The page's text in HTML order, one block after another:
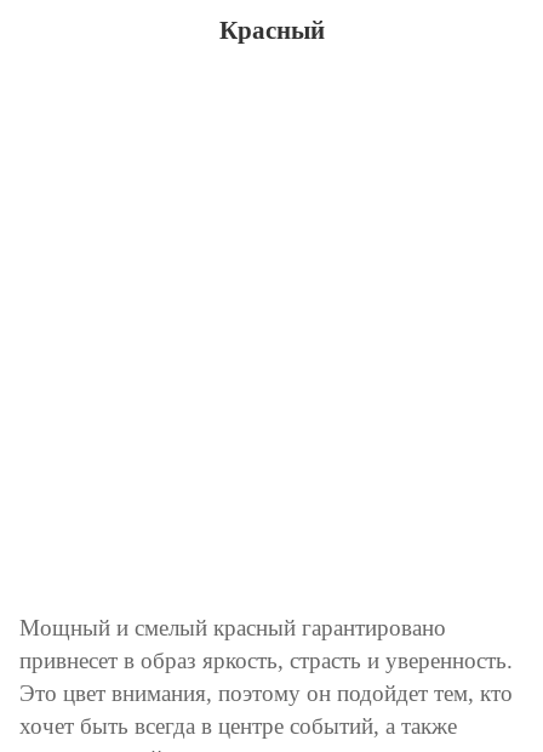
Красный
Мощный и смелый красный гарантировано
привнесет в образ яркость, страсть и уверенность.
Это цвет внимания, поэтому он подойдет тем, кто
хочет быть всегда в центре событий, а также